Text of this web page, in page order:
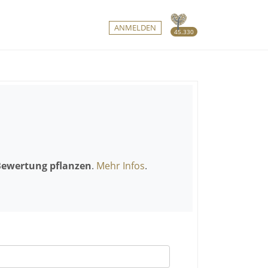
45.330
ANMELDEN
pflanzen. Mehr Infos.